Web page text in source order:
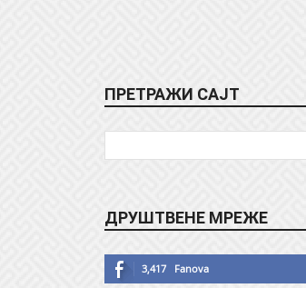
ПРЕТРАЖИ САЈТ
ДРУШТВЕНЕ МРЕЖЕ
3,417 Fanova